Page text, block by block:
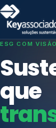
SISTEMAS DE
Índices de